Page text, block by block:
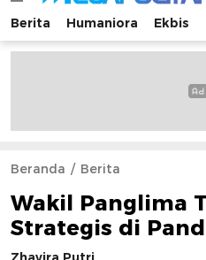
Megapolitan.co
Menyajikan berita-berita
Berita Humaniora Ekbis
Beranda Berita
Wakil Panglima
Strategis di